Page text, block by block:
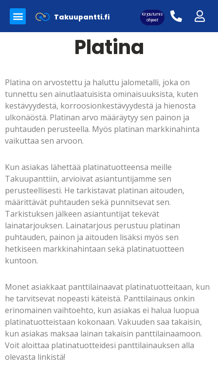
Takuupantti.fi
Kirjautumis
ohjeet
Platina
Platina on arvostettu ja haluttu jalometalli, joka on
tunnettu sen ainutlaatuisista ominaisuuksista, kuten
kestävyydestä, korroosionkestävyydestä ja hienosta
ulkonäöstä. Platinan arvo määräytyy sen painon ja
puhtauden perusteella. Myös platinan markkinahinta
vaikuttaa sen arvoon.
Kun asiakas lähettää platinatuotteensa meille
Takuupanttiin, arvioivat asiantuntijamme sen
perusteellisesti. He tarkistavat platinan aitouden,
määrittävät puhtauden sekä punnitsevat sen.
Tarkistuksen jälkeen asiantuntijat tekevät
lainatarjouksen. Lainatarjous perustuu platinan
puhtauden, painon ja aitouden lisäksi myös sen
hetkiseen markkinahintaan sekä platinatuotteen
kuntoon.
Monet asiakkaat panttilainaavat platinatuotteitaan, kun
he tarvitsevat nopeasti käteistä. Panttilainaus onkin
erinomainen vaihtoehto, kun asiakas ei halua luopua
platinatuotteistaan kokonaan. Vakuuden saa takaisin,
kun asiakas maksaa lainan takaisin panttilainaamoon.
Voit aloittaa platinatuotteidesi panttilainauksen alla
olevasta linkistä!